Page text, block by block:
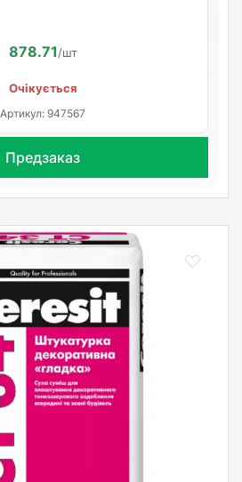
878.71/шт
Очікується
Артикул: 947567
Предзаказ